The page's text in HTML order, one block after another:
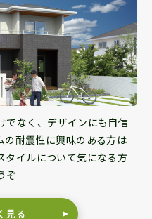
でなく、デザインにも自信
の耐震性に興味のある方は
タイルについて気になる方
ぞ
見る